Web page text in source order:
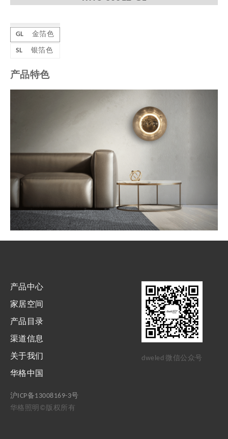
GL 金箔色
SL 银箔色
产品特色
产品中心
家居空间
产品目录
渠道信息
关于我们
华格中国
沪ICP备13008169-3号
华格照明©版权所有
dweled 微信公众号